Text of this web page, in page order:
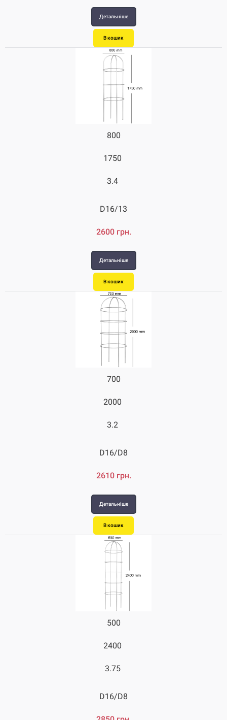
Детальніше
В кошик
800
1750
3.4
D16/13
2600 грн.
Детальніше
В кошик
700
2000
3.2
D16/D8
2610 грн.
Детальніше
В кошик
500
2400
3.75
D16/D8
Детальніше
В кошик